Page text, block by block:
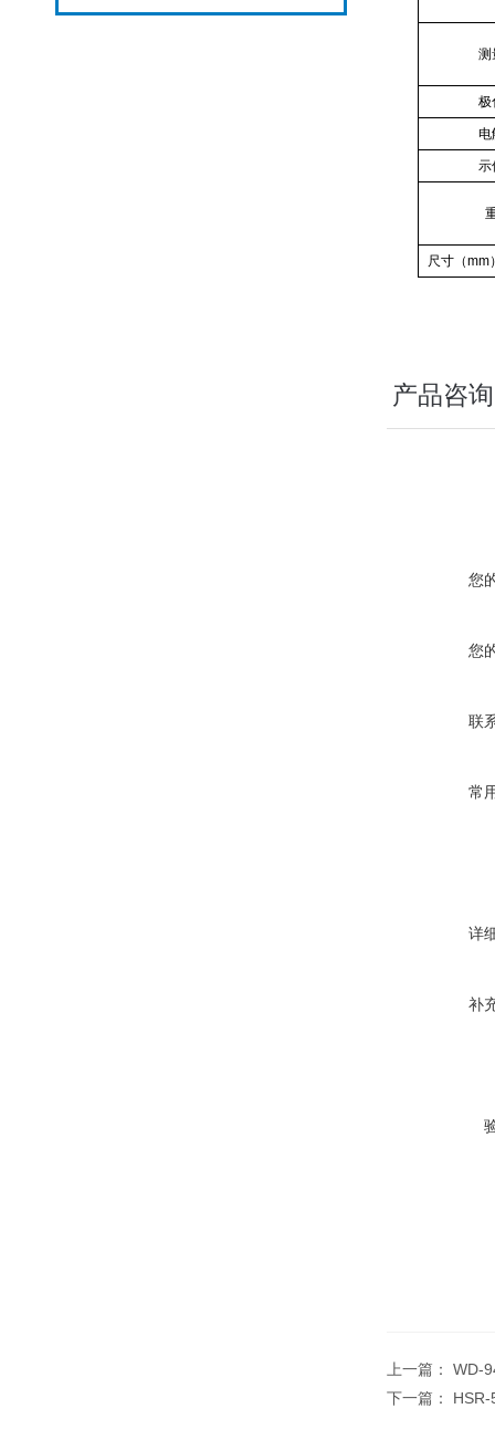
测
极
电
示
尺寸（mm
产品咨询
您
您
联
常
详
补
上一篇： WD-
下一篇：